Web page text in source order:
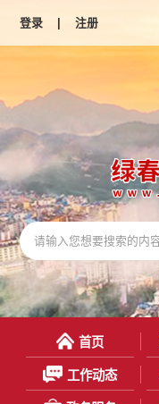
登录 | 注册
首页
工作动态